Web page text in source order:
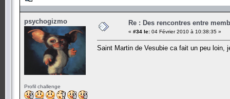
psychogizmo
Profil challenge
Re : Des rencontres entre
« #34 le: 04 Février 2010 à 10:38:35 »
Saint Martin de Vesubie ca fait un peu loin,